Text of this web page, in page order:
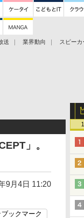
送 業界動向 スピーカ
」。
9月4日 11:20
ブックマーク